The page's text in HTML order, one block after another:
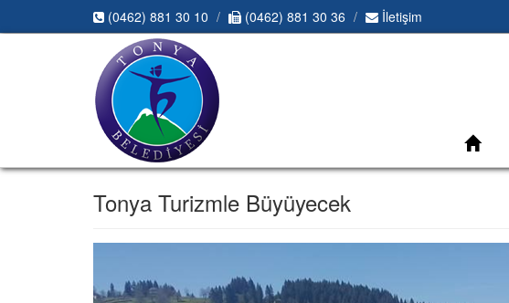
(0462) 881 30 10 (0462) 881 30 36 İletişim
Tonya Turizmle Büyüyecek